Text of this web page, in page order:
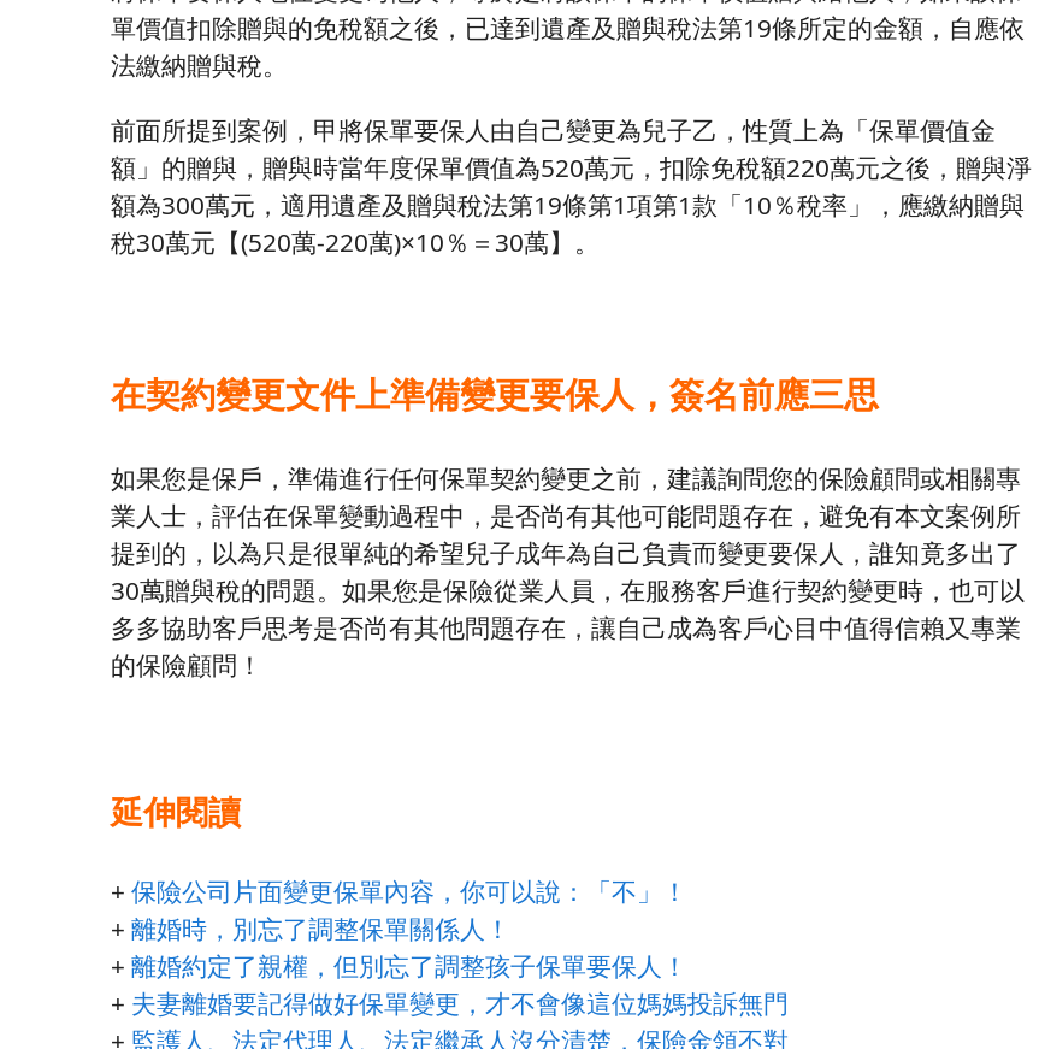
單價值扣除贈與的免稅額之後，已達到遺產及贈與稅法第19條所定的金額，自應依
法繳納贈與稅。
前面所提到案例，甲將保單要保人由自己變更為兒子乙，性質上為「保單價值金
額」的贈與，贈與時當年度保單價值為520萬元，扣除免稅額220萬元之後，贈與淨
額為300萬元，適用遺產及贈與稅法第19條第1項第1款「10％稅率」，應繳納贈與
稅30萬元【(520萬-220萬)×10％＝30萬】。
在契約變更文件上準備變更要保人，簽名前應三思
如果您是保戶，準備進行任何保單契約變更之前，建議詢問您的保險顧問或相關專
業人士，評估在保單變動過程中，是否尚有其他可能問題存在，避免有本文案例所
提到的，以為只是很單純的希望兒子成年為自己負責而變更要保人，誰知竟多出了
30萬贈與稅的問題。如果您是保險從業人員，在服務客戶進行契約變更時，也可以
多多協助客戶思考是否尚有其他問題存在，讓自己成為客戶心目中值得信賴又專業
的保險顧問！
延伸閱讀
+ 保險公司片面變更保單內容，你可以說：「不」！
+ 離婚時，別忘了調整保單關係人！
+ 離婚約定了親權，但別忘了調整孩子保單要保人！
+ 夫妻離婚要記得做好保單變更，才不會像這位媽媽投訴無門
+ 監護人、法定代理人、法定繼承人沒分清楚，保險金領不對